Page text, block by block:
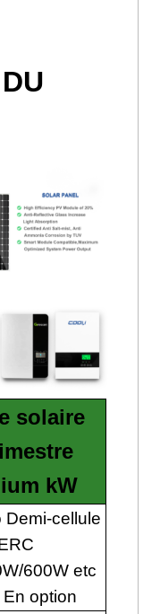
solaire
kW
Demi-cellule
600W etc
option